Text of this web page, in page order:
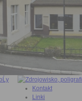
Kontakt
Linki